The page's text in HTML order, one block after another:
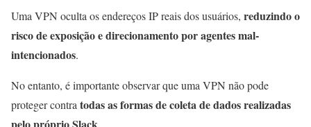
Uma VPN oculta os endereços IP reais dos usuários, reduzindo o
risco de exposição e direcionamento por agentes mal-
intencionados.
No entanto, é importante observar que uma VPN não pode
proteger contra todas as formas de coleta de dados realizadas
.